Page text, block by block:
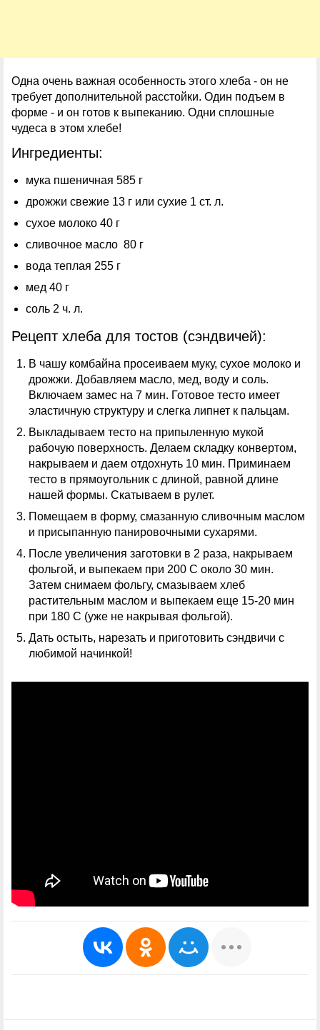
Одна очень важная особенность этого хлеба - он не
требует дополнительной расстойки. Один подъем в
форме - и он готов к выпеканию. Одни сплошные
чудеса в этом хлебе!
Ингредиенты:
мука пшеничная 585 г
дрожжи свежие 13 г или сухие 1 ст. л.
сухое молоко 40 г
сливочное масло 80 г
вода теплая 255 г
мед 40 г
соль 2 ч. л.
Рецепт хлеба для тостов (сэндвичей):
В чашу комбайна просеиваем муку, сухое молоко и
дрожжи. Добавляем масло, мед, воду и соль.
Включаем замес на 7 мин. Готовое тесто имеет
эластичную структуру и слегка липнет к пальцам.
Выкладываем тесто на припыленную мукой
рабочую поверхность. Делаем складку конвертом,
накрываем и даем отдохнуть 10 мин. Приминаем
тесто в прямоугольник с длиной, равной длине
нашей формы. Скатываем в рулет.
Помещаем в форму, смазанную сливочным маслом
и присыпанную панировочными сухарями.
После увеличения заготовки в 2 раза, накрываем
фольгой, и выпекаем при 200 С около 30 мин.
Затем снимаем фольгу, смазываем хлеб
растительным маслом и выпекаем еще 15-20 мин
при 180 С (уже не накрывая фольгой).
Дать остыть, нарезать и приготовить сэндвичи с
любимой начинкой!